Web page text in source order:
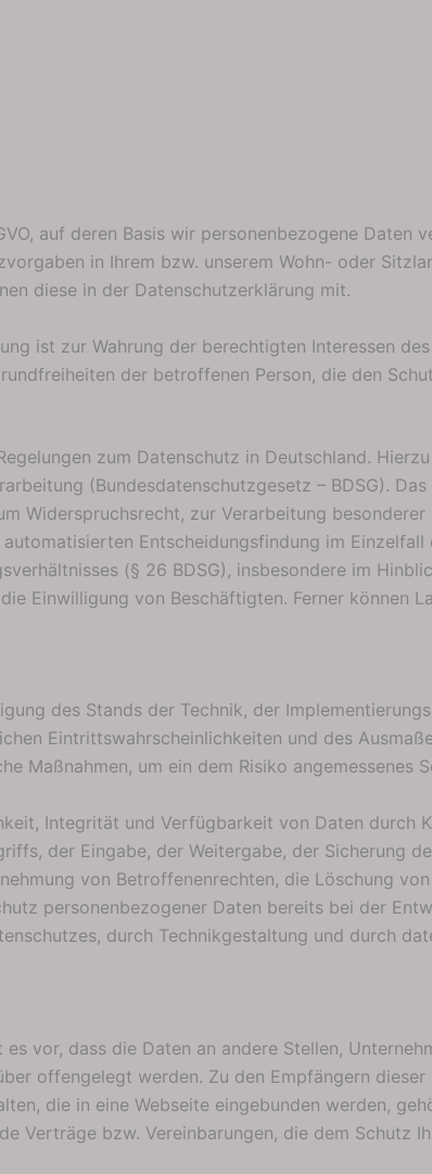
auf deren Basis wir personenbezogene Daten
in Ihrem bzw. unserem Wohn- oder
diese in der Datenschutzerklärung mit.
ist zur Wahrung der berechtigten Interessen
der betroffenen Person, die den
zum Datenschutz in Deutschland.
(Bundesdatenschutzgesetz – BDSG).
Widerspruchsrecht, zur Verarbeitung
Entscheidungsfindung im
(§ 26 BDSG), insbesondere im
Einwilligung von Beschäftigten. Ferner können
des Stands der Technik, der
Eintrittswahrscheinlichkeiten und des
Maßnahmen, um ein dem Risiko angemessenes
Integrität und Verfügbarkeit von Daten durch
der Eingabe, der Weitergabe, der Sicherung
von Betroffenenrechten, die Löschung
personenbezogener Daten bereits bei der
durch Technikgestaltung und durch
vor, dass die Daten an andere Stellen,
offengelegt werden. Zu den Empfängern dieser
die in eine Webseite eingebunden werden,
Verträge bzw. Vereinbarungen, die dem Schutz